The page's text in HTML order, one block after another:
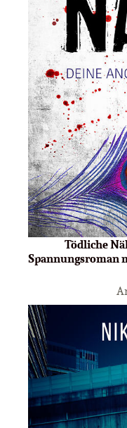
Tödliche
Spannungsroman